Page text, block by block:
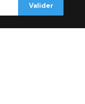
Valider